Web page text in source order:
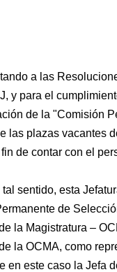
a las
y para el
de la "Comisión
las plazas vacantes
de contar con el
sentido, esta
de
la Magistratura –
la OCMA, como
en este caso la Jefa